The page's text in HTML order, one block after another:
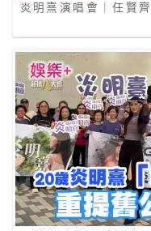
炎明熹演唱會｜任賢